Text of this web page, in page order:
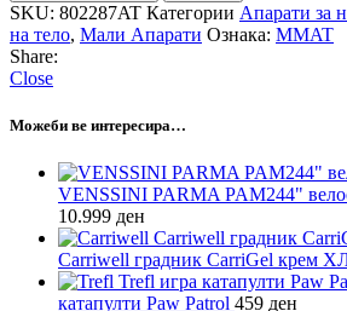
SKU: 802287AT Категории Апарати за
на тело, Мали Апарати Ознака: MMAT
Share:
Close
Можеби ве интересира…
VENSSINI PARMA PAM244"
10.999 ден
Carriwell градник CarriGel крем
катапулти Paw Patrol 459 ден